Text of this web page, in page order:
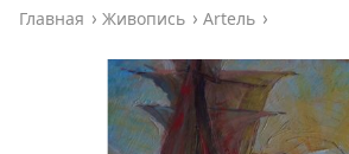
Главная Живопись Artель